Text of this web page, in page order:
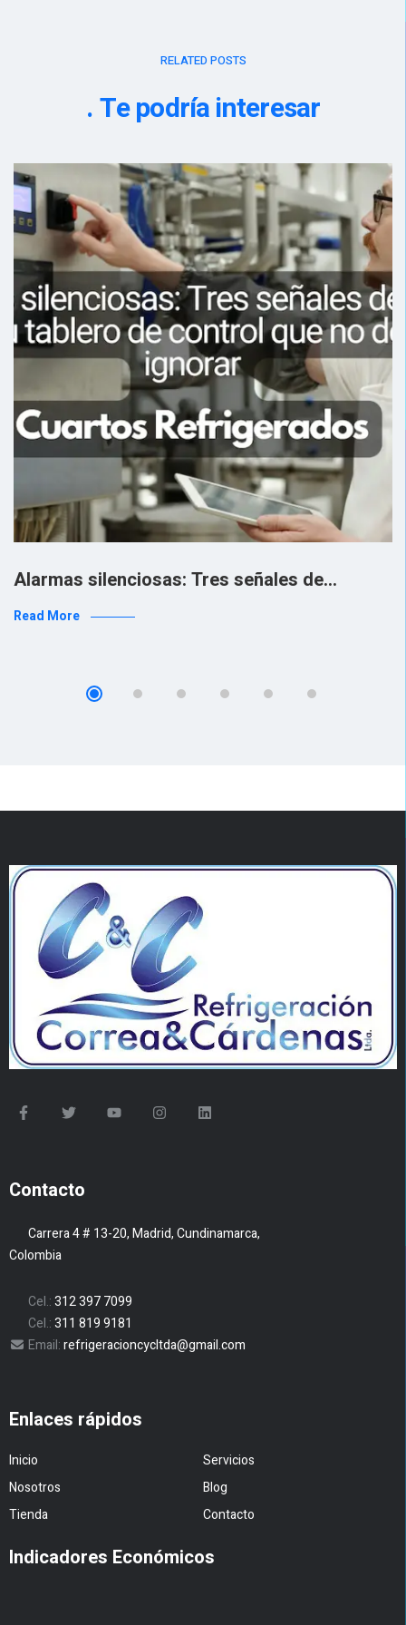
RELATED POSTS
Te podría interesar
Alarmas silenciosas: Tres señales de…
Read More
Contacto
Carrera 4 # 13-20, Madrid, Cundinamarca,
Colombia
Cel.:312 397 7099
Cel.:311 819 9181
Email:refrigeracioncycltda@gmail.com
Enlaces rápidos
Inicio
Servicios
Nosotros
Blog
Tienda
Contacto
Indicadores Económicos